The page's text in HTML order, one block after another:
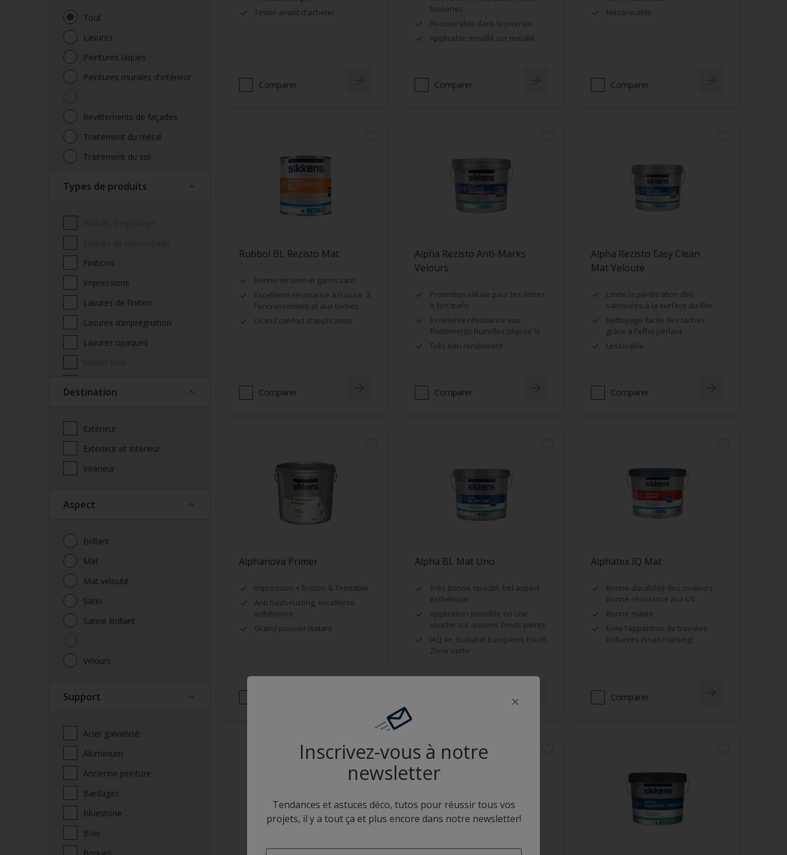
Tout
Lasures
Peintures laques
Peintures murales d'intérieur
Revêtements de façades
Traitement du métal
Traitement du sol
Types de produits
Finitions
Impressions
Lasures de finition
Lasures d’imprégnation
Lasures opaques
façade
Spécialités
Vernis
Vitrificateur
Destination
Extérieur
Extérieur et Intérieur
Intérieur
Aspect
Brillant
Mat
Mat velouté
Satin
Satiné Brillant
Velours
Support
Acier galvanisé
Aluminium
Ancienne peinture
Bardages
Bluestone
Bois
Briques
Tester avant d'acheter
Comparer
boiseries
Recouvrable dans la journée
Applicable mouillé sur mouillé
Comparer
Mécanisable
Comparer
Rubbol BL Rezisto Mat
Bonne tension et garnissant
Excellente résistance à l'usure, à
l'encrassement et aux taches
Grand confort d'application
Comparer
Alpha Rezisto Anti-Marks
Velours
Protection idéale pour les zones
à fort trafic
Excellente résistance aux
frottements humides (classe 1)
Très bon rendement
Comparer
Alpha Rezisto Easy Clean
Mat Velouté
Limite la pénétration des
salissures à la surface du film
Nettoyage facile des taches
grâce à l'effet perlant
Lessivable
Comparer
Alphanova Primer
Impression + finition & Teintable
Anti flash-rusting, excellente
adhérence
Grand pouvoir isolant
Alpha BL Mat Uno
Très bonne opacité, bel aspect
esthétique
Application possible en une
couche sur anciens fonds peints
IAQ A+, Ecolabel Européen, Excell
Zone Verte
Alphatex IQ Mat
Bonne durabilité des couleurs -
Bonne résistance aux UV
Bonne matité
Evite l’apparition de trainées
brillantes (snail marking)
Comparer
Inscrivez-vous à notre
newsletter
Tendances et astuces déco, tutos pour réussir tous vos
projets, il y a tout ça et plus encore dans notre newsletter!